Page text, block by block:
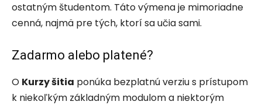
ostatným študentom. Táto výmena je mimoriadne
cenná, najmä pre tých, ktorí sa učia sami.
Zadarmo alebo platené?
O Kurzy šitia ponúka bezplatnú verziu s prístupom
k niekoľkým základným modulom a niektorým